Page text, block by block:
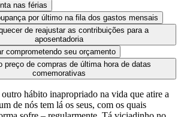
nas férias
por último na fila dos gastos mensais
de reajustar as contribuições para a
aposentadoria
comprometendo seu orçamento
preço de compras de última hora de datas
comemorativas
hábito inapropriado na vida que atire a
de nós tem lá os seus, com os quais